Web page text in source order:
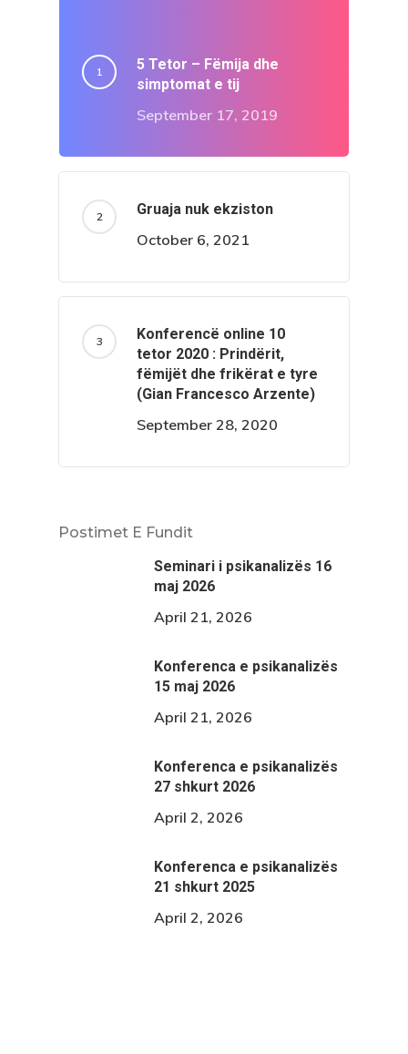
5 Tetor – Fëmija dhe
simptomat e tij
September 17, 2019
Gruaja nuk ekziston
October 6, 2021
Konferencë online 10
tetor 2020 : Prindërit,
fëmijët dhe frikërat e tyre
(Gian Francesco Arzente)
September 28, 2020
Postimet E Fundit
Seminari i psikanalizës 16
maj 2026
April 21, 2026
Konferenca e psikanalizës
15 maj 2026
April 21, 2026
Konferenca e psikanalizës
27 shkurt 2026
April 2, 2026
Konferenca e psikanalizës
21 shkurt 2025
April 2, 2026